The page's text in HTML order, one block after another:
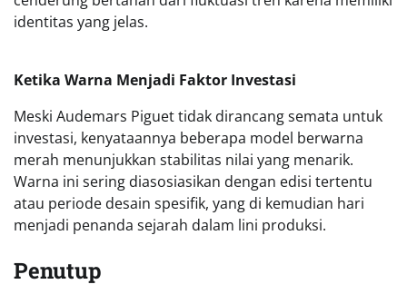
identitas yang jelas.
Ketika Warna Menjadi Faktor Investasi
Meski Audemars Piguet tidak dirancang semata untuk
investasi, kenyataannya beberapa model berwarna
merah menunjukkan stabilitas nilai yang menarik.
Warna ini sering diasosiasikan dengan edisi tertentu
atau periode desain spesifik, yang di kemudian hari
menjadi penanda sejarah dalam lini produksi.
Penutup